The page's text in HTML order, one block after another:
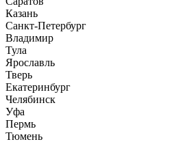
Казань
Санкт-Петербург
Владимир
Тула
Ярославль
Тверь
Екатеринбург
Челябинск
Уфа
Пермь
Тюмень